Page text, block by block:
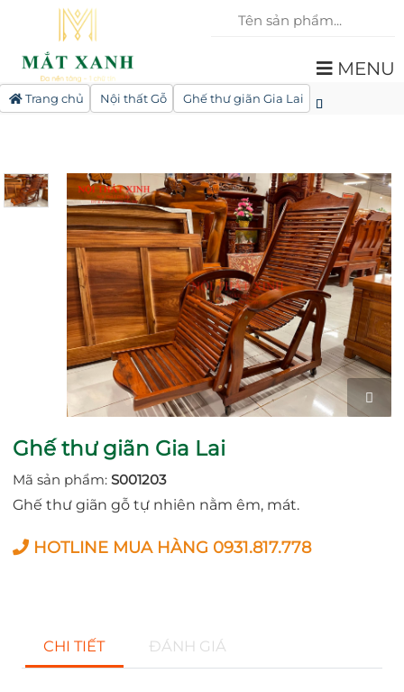
MENU
Trang chủ Nội thất Gỗ Ghế thư giãn Gia Lai
Ghế thư giãn Gia Lai
Mã sản phẩm: S001203
Ghế thư giãn gỗ tự nhiên nằm êm, mát.
HOTLINE MUA HÀNG 0931.817.778
CHI TIẾT ĐÁNH GIÁ